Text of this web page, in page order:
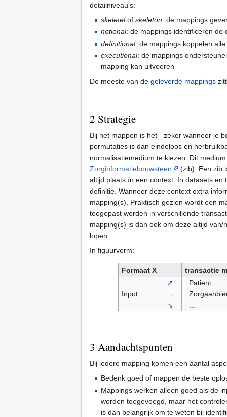
detailniveau's:
skeletelofskeleton: de mappings
notional: de mappings identificeren de
definitional: de mappings koppelen
executional: de mappings
mapping kan uitvoeren
De meeste van de geleverde mappings
2 Strategie
Bij het mappen is het - zeker wanneer je
permutaties is dan eindeloos en
normalisatiemedium te kiezen. Dit
Zorginformatiebouwsteen
(zib). Een zib
altijd plaats ín een context. In datasets
definitie. Wanneer deze context extra
mapping(s). Praktisch gezien wordt een
toegepast worden in verschillende
mapping(s) is dan ook om deze altijd
lopen.
In figuurvorm:
Formaat X transactie
Input
↗
→
↘
Patient
3 Aandachtspunten
Bij iedere mapping komen een aantal
Bedenk goed of mappen de beste
Mappings werken alleen goed als de
worden toegevoegd, maar het
is dan belangrijk om te weten bij